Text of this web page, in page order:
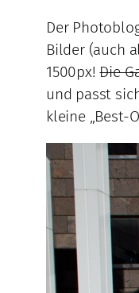
Der
Bilder (auch
1500px!Die
und passt
kleine „Best-